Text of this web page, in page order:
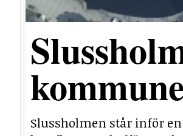
Slussholmen står inför